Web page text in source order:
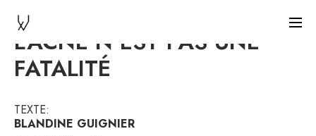
L’ACNÉ N’EST PAS UNE
FATALITÉ
TEXTE:
BLANDINE GUIGNIER